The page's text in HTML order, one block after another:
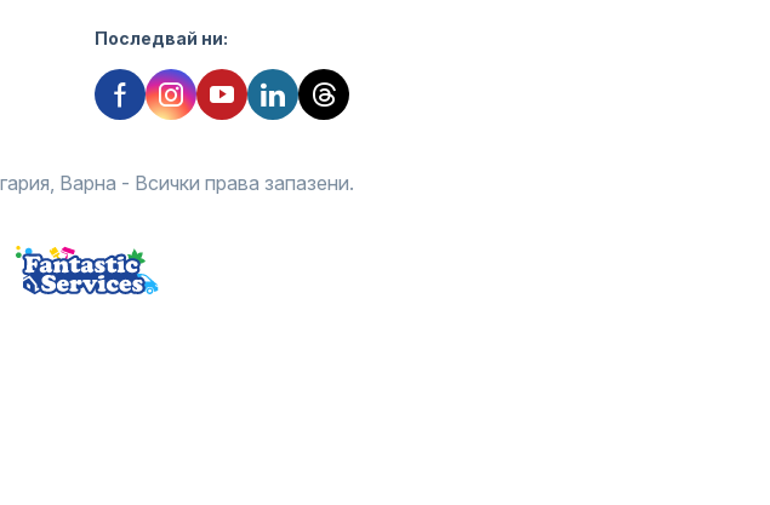
Последвай ни:
Варна - Всички права запазени.